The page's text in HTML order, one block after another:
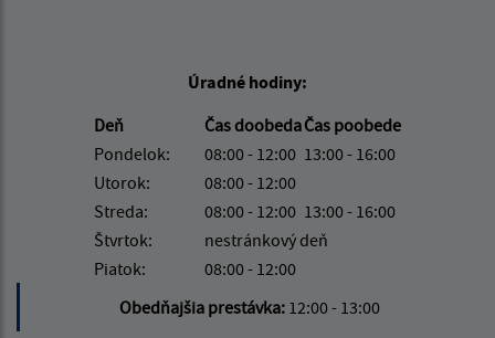
Úradné hodiny:
Deň
Čas doobedaČas poobede
Pondelok:
08:00 - 12:00 13:00 - 16:00
Utorok:
08:00 - 12:00
Streda:
08:00 - 12:00 13:00 - 16:00
Štvrtok:
nestránkový deň
Piatok:
08:00 - 12:00
Obedňajšia prestávka: 12:00 - 13:00